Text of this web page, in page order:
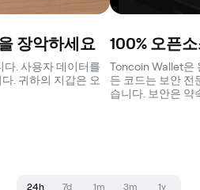
장악하세요
다. 사용자 데이터를
. 귀하의 지갑은 오
100% 오픈
Toncoin Wallet은
든 코드는 보안 전
습니다. 보안은 약
24h 7d 1m 3m 1y